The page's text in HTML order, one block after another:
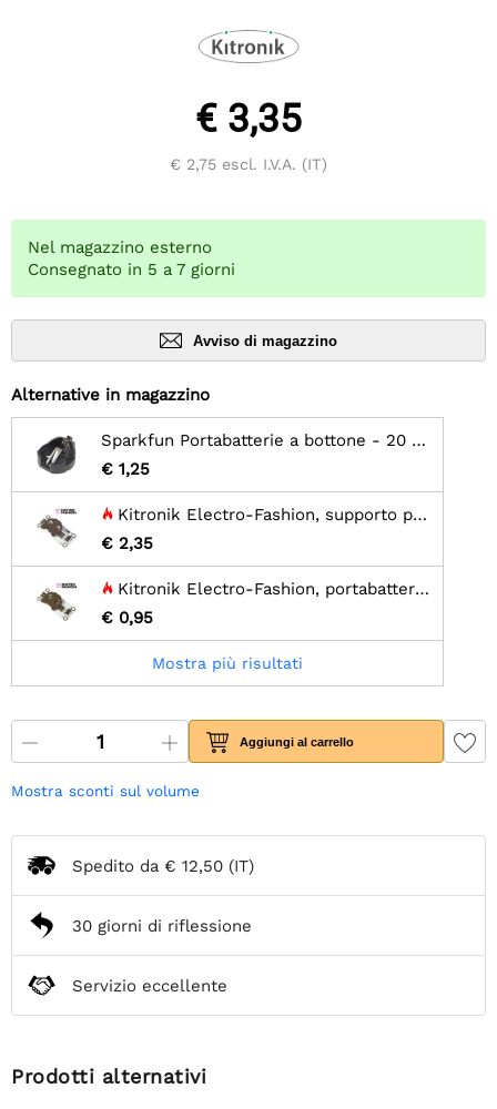
€ 3,35
€ 2,75 escl. I.V.A. (IT)
Nel magazzino esterno
Consegnato in 5 a 7 giorni
Avviso di magazzino
Alternative in magazzino
Sparkfun Portabatterie a bottone - 20 mm (PTH)
€ 1,25
Kitronik Electro-Fashion, supporto per celle a bottone con rilevamento della luce
€ 2,35
Kitronik Electro-Fashion, portabatteria commutato - CR2032
€ 0,95
Mostra più risultati
Aggiungi al carrello
Mostra sconti sul volume
Spedito da € 12,50 (IT)
30 giorni di riflessione
Servizio eccellente
Prodotti alternativi